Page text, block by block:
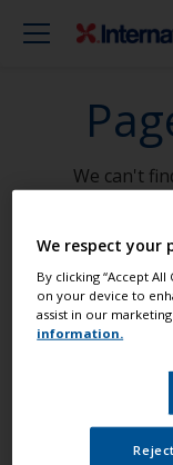
We can't
Mal
We respect your
By clicking “Accept
on your device to
assist in our
information.